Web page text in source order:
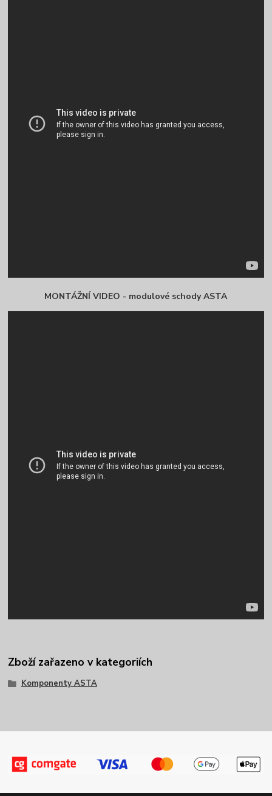
MONTÁŽNÍ VIDEO - modulové schody ASTA
Zboží zařazeno v kategoriích
Komponenty ASTA